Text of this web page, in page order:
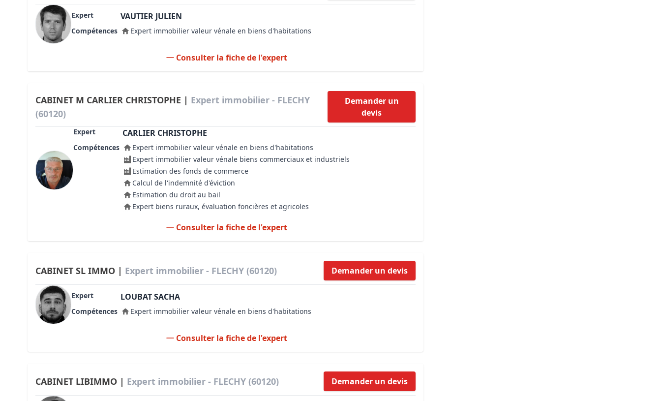
Expert VAUTIER JULIEN
Compétences Expert immobilier valeur vénale en biens d'habitations
Consulter la fiche de l'expert
CABINET M CARLIER CHRISTOPHE | Expert immobilier - FLECHY
(60120)
Demander un
devis
Expert CARLIER CHRISTOPHE
Compétences
Expert immobilier valeur vénale en biens d'habitations
Expert immobilier valeur vénale biens commerciaux et industriels
Estimation des fonds de commerce
Calcul de l'indemnité d'éviction
Estimation du droit au bail
Expert biens ruraux, évaluation foncières et agricoles
Consulter la fiche de l'expert
CABINET SL IMMO | Expert immobilier - FLECHY (60120) Demander un devis
Expert LOUBAT SACHA
Compétences Expert immobilier valeur vénale en biens d'habitations
Consulter la fiche de l'expert
CABINET LIBIMMO | Expert immobilier - FLECHY (60120) Demander un devis